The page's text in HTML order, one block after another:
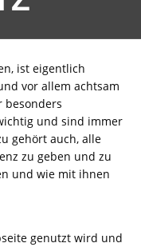
ist eigentlich
vor allem achtsam
besonders
und sind immer
gehört auch, alle
zu geben und zu
und wie mit ihnen
genutzt wird und